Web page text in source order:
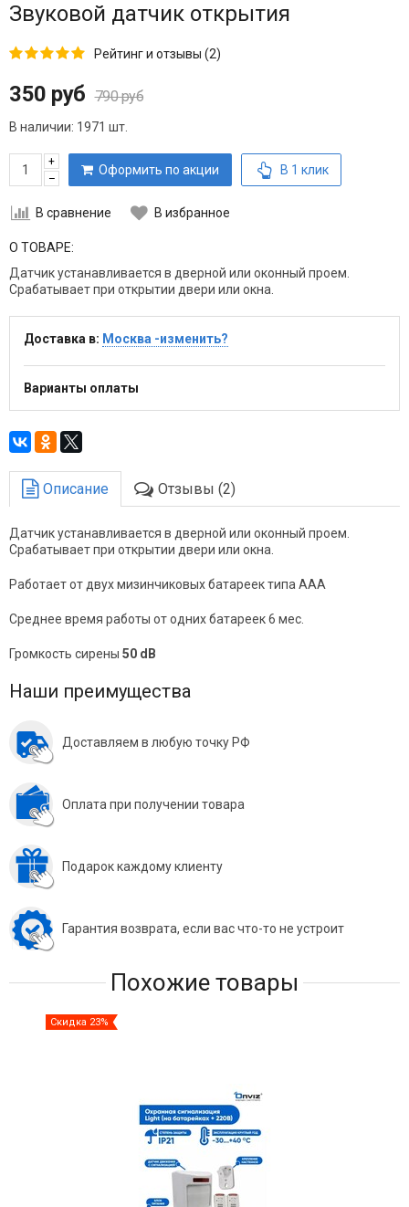
Звуковой датчик открытия
Рейтинг и отзывы (2)
350 руб 790 руб
В наличии: 1971 шт.
+
–
Оформить по акции В 1 клик
В сравнение В избранное
О ТОВАРЕ:
Датчик устанавливается в дверной или оконный проем.
Срабатывает при открытии двери или окна.
Доставка в: Москва -изменить?
Варианты оплаты
Описание Отзывы (2)
Датчик устанавливается в дверной или оконный проем.
Срабатывает при открытии двери или окна.
Работает от двух мизинчиковых батареек типа AAA
Среднее время работы от одних батареек 6 мес.
Громкость сирены 50 dB
Наши преимущества
Доставляем в любую точку РФ
Оплата при получении товара
Подарок каждому клиенту
Гарантия возврата, если вас что-то не устроит
Похожие товары
Скидка 23%